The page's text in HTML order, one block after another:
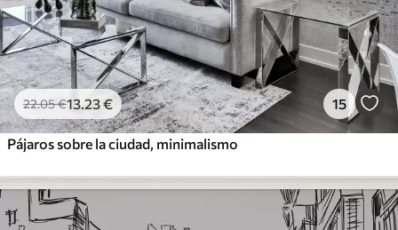
22.05€13.23€ 15
Pájaros sobre la ciudad, minimalismo